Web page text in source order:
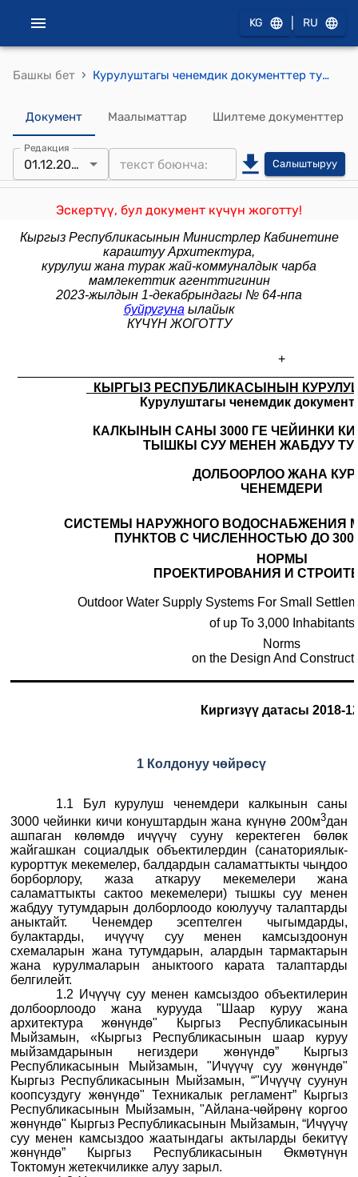
KG RU
Башкы бет › Курулуштагы ченемдик документтер тутуму КАЛКЫНЫН САНЫ 3000 ГЕ ЧЕЙИНКИ КИЧИ КОНУШТАРДЫ ТЫШКЫ СУУ МЕНЕН ЖАБДУУ ТУТУМДАРЫ
Документ Маалыматтар Шилтеме документтер
Редакция
01.12.2023 Салыштыруу
Эскертүү, бул документ күчүн жоготту!